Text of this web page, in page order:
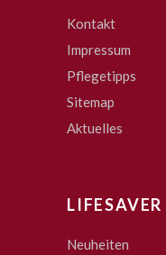
Kontakt
Impressum
Pflegetipps
Sitemap
Aktuelles
LIFESAVER
Neuheiten